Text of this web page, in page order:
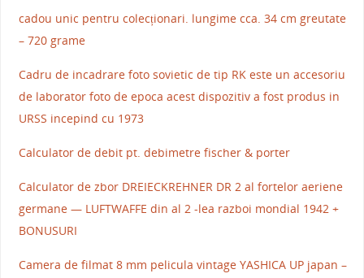
cadou unic pentru colecționari. lungime cca. 34 cm greutate
– 720 grame
Cadru de incadrare foto sovietic de tip RK este un accesoriu
de laborator foto de epoca acest dispozitiv a fost produs in
URSS incepind cu 1973
Calculator de debit pt. debimetre fischer & porter
Calculator de zbor DREIECKREHNER DR 2 al fortelor aeriene
germane — LUFTWAFFE din al 2 -lea razboi mondial 1942 +
BONUSURI
Camera de filmat 8 mm pelicula vintage YASHICA UP japan –